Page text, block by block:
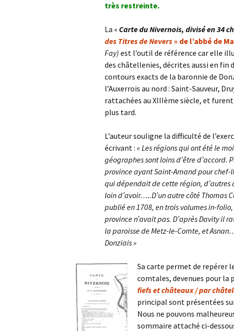
très restreinte.
La « Carte du Nivernois, divisé en 34
des Titres de Nevers » de l’abbé de
Fay) est l’outil de référence car elle
des châtellenies, décrites aussi en fin
contours exacts de la baronnie de
l’Auxerrois au nord : Saint-Sauveur,
rattachées au XIIIème siècle, et
plus tard.
L’auteur souligne la difficulté de
écrivant : « Les régions qui ont été le
géographes sont loins d’être d’accord.
province ayant Saint-Amand pour chef-
qui dépendait de cette région, d’autres
loin d’avoir…..D’un autre côté Thomas
publié en 1708, en trois volumes in-
province n’avait pas. D’après Davity il
la paroisse de Metz-le-Comte, et
Donziais »
Sa carte permet de repérer
comtales, devenues pour la
fiefs et châteaux / par
principal sont présentées
Nous ne pouvons
sommaire attaché ci-